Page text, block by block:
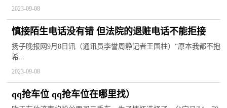
2023-09-08
慎接陌生电话没有错 但法院的退赃电话不能拒接
扬子晚报网9月8日讯（通讯员李誉周静记者王国柱）“原本我都不抱
希...
2023-09-08
qq抢车位 qq抢车位在哪里找）